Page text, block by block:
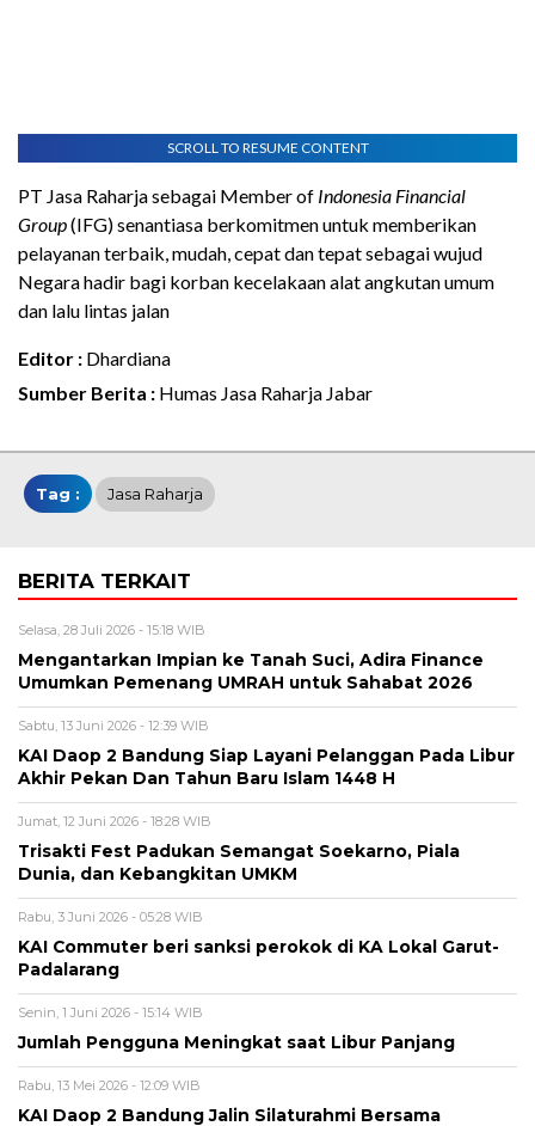
SCROLL TO RESUME CONTENT
PT Jasa Raharja sebagai Member of Indonesia Financial
Group(IFG) senantiasa berkomitmen untuk memberikan
pelayanan terbaik, mudah, cepat dan tepat sebagai wujud
Negara hadir bagi korban kecelakaan alat angkutan umum
dan lalu lintas jalan
Editor : Dhardiana
Sumber Berita : Humas Jasa Raharja Jabar
Tag : Jasa Raharja
BERITA TERKAIT
Selasa, 28 Juli 2026 - 15:18 WIB
Mengantarkan Impian ke Tanah Suci, Adira Finance
Umumkan Pemenang UMRAH untuk Sahabat 2026
Sabtu, 13 Juni 2026 - 12:39 WIB
KAI Daop 2 Bandung Siap Layani Pelanggan Pada Libur
Akhir Pekan Dan Tahun Baru Islam 1448 H
Jumat, 12 Juni 2026 - 18:28 WIB
Trisakti Fest Padukan Semangat Soekarno, Piala
Dunia, dan Kebangkitan UMKM
Rabu, 3 Juni 2026 - 05:28 WIB
KAI Commuter beri sanksi perokok di KA Lokal Garut-
Padalarang
Senin, 1 Juni 2026 - 15:14 WIB
Jumlah Pengguna Meningkat saat Libur Panjang
Rabu, 13 Mei 2026 - 12:09 WIB
KAI Daop 2 Bandung Jalin Silaturahmi Bersama